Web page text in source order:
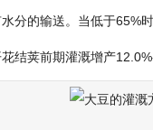
分的输送。当低于65%时
结荚前期灌溉增产